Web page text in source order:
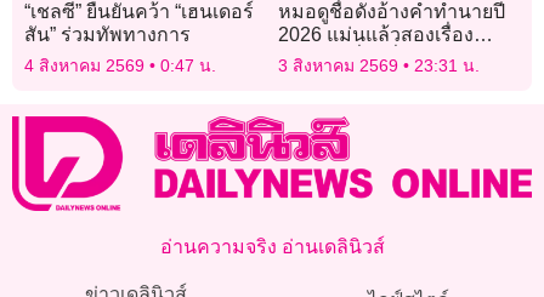
“เชลซี” ยืนยันคว้า “เฮนเดอร์
สัน” ร่วมทัพทางการ
4 สิงหาคม 2569 0:47 น.
หมอดูชื่อดังอ้างคำทำนายปี
2026 แม่นแล้วสองเรื่อง
เตือนภัยเรื่องที่สามกำลังก่อ
3 สิงหาคม 2569 23:31 น.
อ่านความจริง อ่านเดลินิวส์